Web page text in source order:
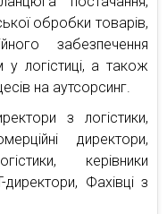
обробки товарів,
забезпечення
логістиці, а також
на аутсорсинг.
з логістики,
директори,
керівники
Фахівці з